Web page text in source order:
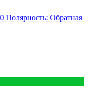
Полярность: Обратная